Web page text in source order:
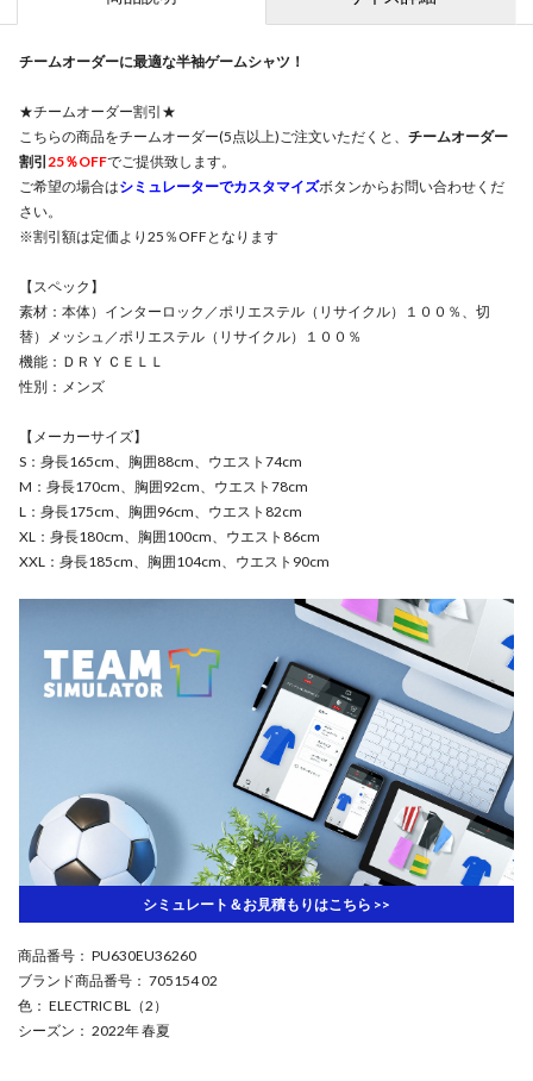
チームオーダーに最適な半袖ゲームシャツ！
★チームオーダー割引★
こちらの商品をチームオーダー(5点以上)ご注文いただくと、 チームオーダー
割引 25％OFFでご提供致します。
ご希望の場合はシミュレーターでカスタマイズボタンからお問い合わせくだ
さい。
※割引額は定価より25％OFFとなります
【スペック】
素材：本体）インターロック／ポリエステル（リサイクル）１００％、切
替）メッシュ／ポリエステル（リサイクル）１００％
機能：ＤＲＹ ＣＥＬＬ
性別：メンズ
【メーカーサイズ】
S：身長165cm、胸囲88cm、ウエスト74cm
M：身長170cm、胸囲92cm、ウエスト78cm
L：身長175cm、胸囲96cm、ウエスト82cm
XL：身長180cm、胸囲100cm、ウエスト86cm
XXL：身長185cm、胸囲104cm、ウエスト90cm
シミュレート＆お見積もりはこちら >>
商品番号 ： PU630EU36260
ブランド商品番号 ： 705154 02
色 ： ELECTRIC BL（2）
シーズン ： 2022年 春夏